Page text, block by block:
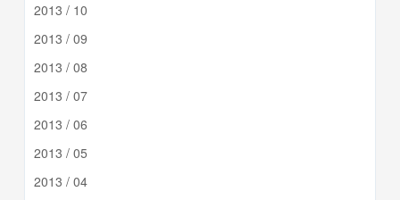
2013 / 10
2013 / 09
2013 / 08
2013 / 07
2013 / 06
2013 / 05
2013 / 04